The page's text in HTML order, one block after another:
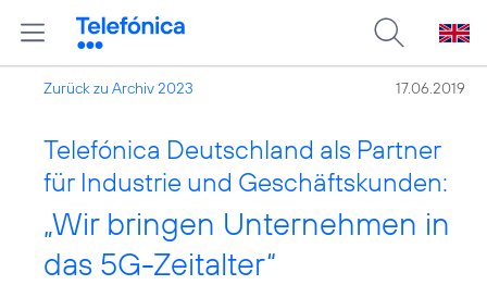
Zurück zu Archiv 2023 17.06.2019
Telefónica Deutschland als Partner
für Industrie und Geschäftskunden:
„Wir bringen Unternehmen in
das 5G-Zeitalter“